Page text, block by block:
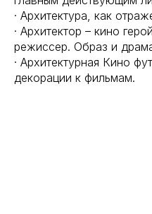
· Архитектура, как
· Архитектор – кино
режиссер. Образ и
· Архитектурная Кино
декорации к фильмам.